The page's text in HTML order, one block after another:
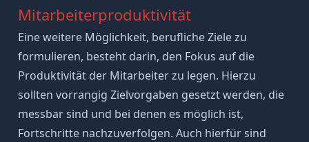
Mitarbeiterproduktivität
Eine weitere Möglichkeit, berufliche Ziele zu
formulieren, besteht darin, den Fokus auf die
Produktivitätder Mitarbeiter zu legen. Hierzu
sollten vorrangig Zielvorgaben gesetzt werden, die
messbar sind und bei denen es möglich ist,
Fortschritte nachzuverfolgen. Auch hierfür sind